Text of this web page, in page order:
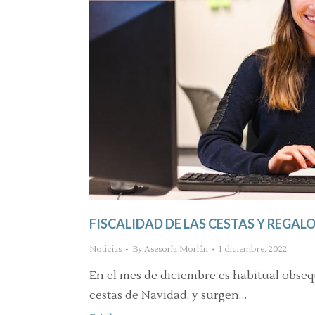
FISCALIDAD DE LAS CESTAS Y
Noticias By Asesoría Morlán 1 diciembre, 2022
En el mes de diciembre es habitual
cestas de Navidad, y surgen…